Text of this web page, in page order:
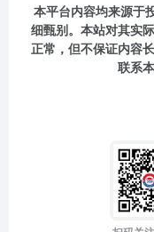
本平台内容均来源于
细甄别。本站对其实
正常，但不保证内容
联系